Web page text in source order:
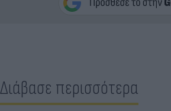
Διάβασε περισσότερα